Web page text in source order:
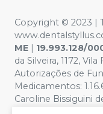
Copyright © 2023 |
ME
19.993.128/
da Silveira, 1172,
Autorizações de
Medicamentos:
Caroline Bissiguini